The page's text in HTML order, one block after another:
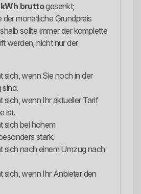
bruttogesenkt;
monatliche Grundpreis
sollte immer der komplette
werden, nicht nur der
sich, wenn Sie noch in der
sind.
sich, wenn Ihr aktueller Tarif
ist.
sich bei hohem
stark.
sich nach einem Umzug nach
sich, wenn Ihr Anbieter den